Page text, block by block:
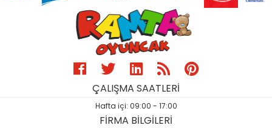
ÇALIŞMA SAATLERİ
Hafta içi: 09:00 - 17:00
FİRMA BİLGİLERİ